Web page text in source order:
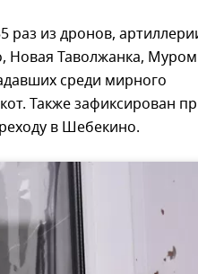
раз из дронов,
Новая Таволжанка,
среди мирного
Также зафиксирован
в Шебекино.